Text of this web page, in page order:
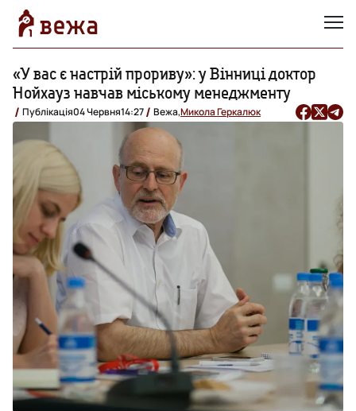
«У вас є настрій прориву»: у Вінниці доктор
Нойхауз навчав міському менеджменту
Публікація04 Червня14:27 Вежа,Микола Геркалюк